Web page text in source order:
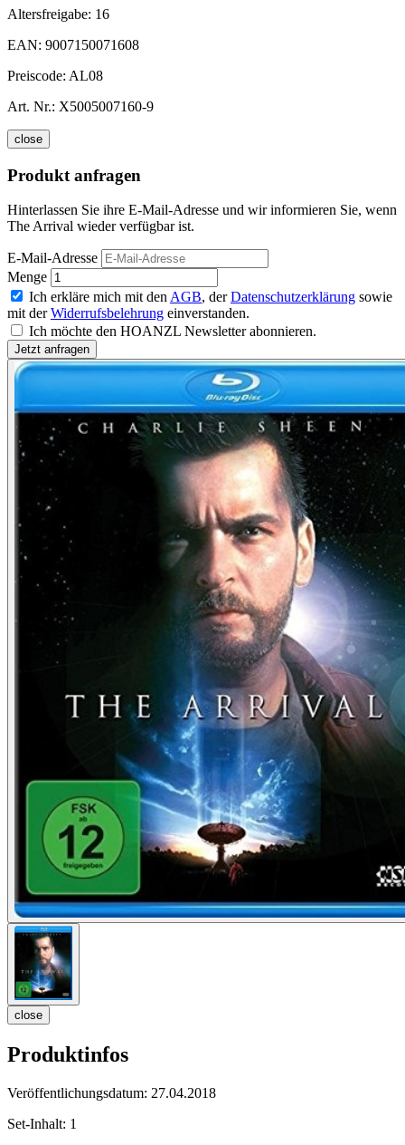
Altersfreigabe: 16
EAN: 9007150071608
Preiscode: AL08
Art. Nr.: X5005007160-9
close
Produkt anfragen
Hinterlassen Sie ihre E-Mail-Adresse und wir informieren Sie, wenn
The Arrival wieder verfügbar ist.
E-Mail-Adresse
Menge
Ich erkläre mich mit den AGB, derDatenschutzerklärung sowie
mit derWiderrufsbelehrung einverstanden.
Ich möchte den HOANZL Newsletter abonnieren.
close
Produktinfos
Veröffentlichungsdatum: 27.04.2018
Set-Inhalt: 1